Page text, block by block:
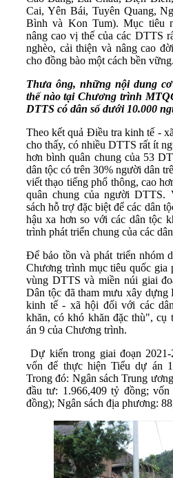
Cai, Yên Bái, Tuyên Quang,
Bình và Kon Tum). Mục tiêu
nâng cao vị thế của các DTTS
nghèo, cải thiện và nâng cao
cho đồng bào một cách bền vững.
Thưa ông, những nội dung
thế nào tạiChương trình
DTTS có dân số dưới 10.000
Theo kết quả Điều tra kinh tế -
cho thấy, có nhiều DTTS rất ít
hơn bình quân chung của 53
dân tộc có trên 30% người dân
viết thạo tiếng phổ thông, cao
quân chung của người
sách hỗ trợ đặc biệt để các dân
hậu xa hơn so với các dân tộc
trình phát triển chung của các
Để bảo tồn và phát triển nhóm
Chương trình mục tiêu quốc gia
vùng DTTS và miền núi giai
Dân tộc đã tham mưu xây
kinh tế - xã hội đối với các
khăn, có khó khăn đặc thù", cụ
án 9 của Chương trình.
Dự kiến trong giai đoạn 2021-
vốn để thực hiện Tiểu dự án
Trong đó: Ngân sách Trung
đầu tư: 1.966,409 tỷ đồng;
đồng); Ngân sách địa phương: